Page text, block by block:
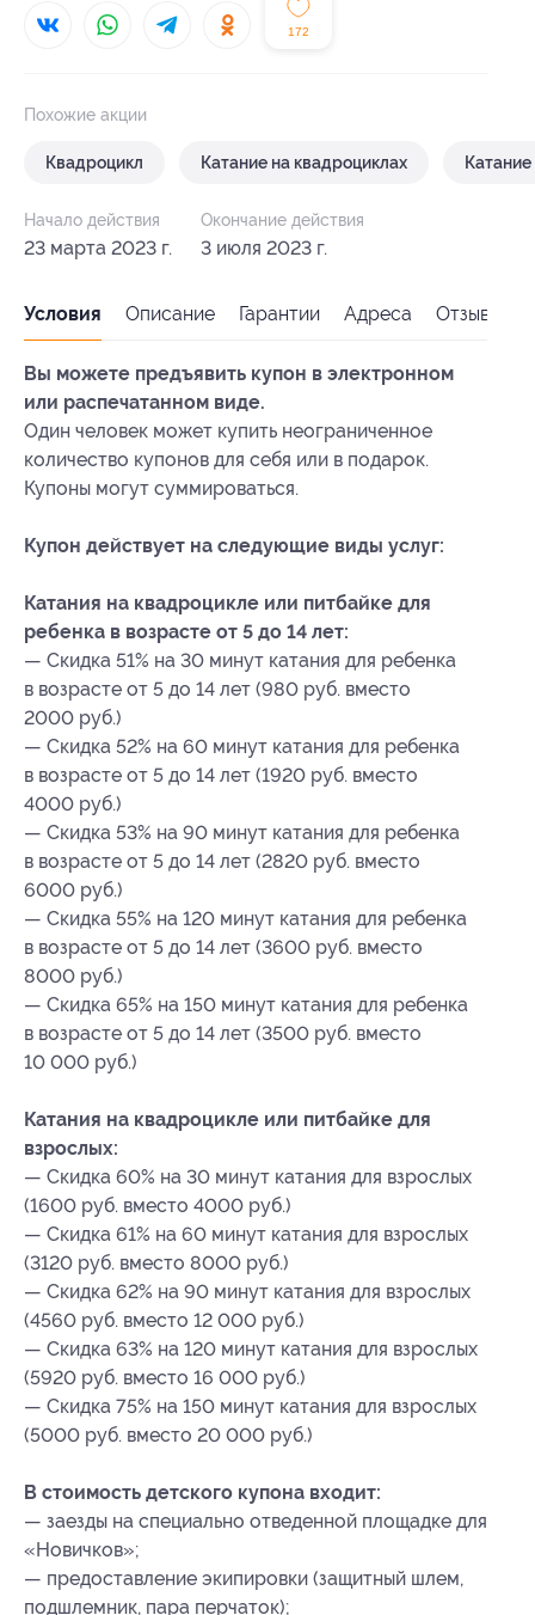
172
Похожие акции
Квадроцикл Катание на квадроциклах
Начало действия
23 марта 2023 г.
Окончание действия
3 июля 2023 г.
Условия Описание Гарантии Адреса Отзывы
Вы можете предъявить купон в электронном
или распечатанном виде.
Один человек может купить неограниченное
количество купонов для себя или в подарок.
Купоны могут суммироваться.
Купон действует на следующие виды услуг:
Катания на квадроцикле или питбайке для
ребенка в возрасте от 5 до 14 лет:
— Скидка 51% на 30 минут катания для ребенка
в возрасте от 5 до 14 лет (980 руб. вместо
2000 руб.)
— Скидка 52% на 60 минут катания для ребенка
в возрасте от 5 до 14 лет (1920 руб. вместо
4000 руб.)
— Скидка 53% на 90 минут катания для ребенка
в возрасте от 5 до 14 лет (2820 руб. вместо
6000 руб.)
— Скидка 55% на 120 минут катания для ребенка
в возрасте от 5 до 14 лет (3600 руб. вместо
8000 руб.)
— Скидка 65% на 150 минут катания для ребенка
в возрасте от 5 до 14 лет (3500 руб. вместо
10 000 руб.)
Катания на квадроцикле или питбайке для
взрослых:
— Скидка 60% на 30 минут катания для взрослых
(1600 руб. вместо 4000 руб.)
— Скидка 61% на 60 минут катания для взрослых
(3120 руб. вместо 8000 руб.)
— Скидка 62% на 90 минут катания для взрослых
(4560 руб. вместо 12 000 руб.)
— Скидка 63% на 120 минут катания для взрослых
(5920 руб. вместо 16 000 руб.)
— Скидка 75% на 150 минут катания для взрослых
(5000 руб. вместо 20 000 руб.)
В стоимость детского купона входит:
— заезды на специально отведенной площадке для
«Новичков»;
— предоставление экипировки (защитный шлем,
подшлемник, пара перчаток);